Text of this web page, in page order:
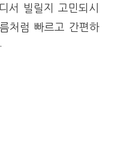
서 빌릴지 고민되시
처럼 빠르고 간편하